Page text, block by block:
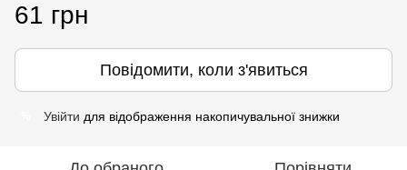
61 грн
Повідомити, коли з'явиться
Увійти для відображення накопичувальної знижки